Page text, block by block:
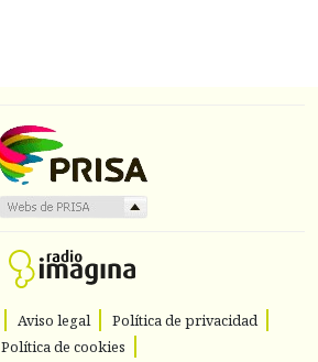
Aviso legal
Política de privacidad
Política de cookies